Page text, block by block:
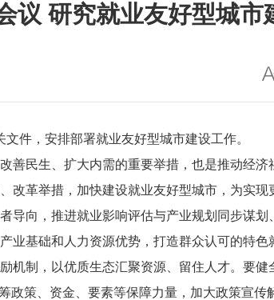
议 研究就业友好型城市
件，安排部署就业友好型城市建设工作。
善民生、扩大内需的重要举措，也是推动经
革举措，加快建设就业友好型城市，为实现
导向，推进就业影响评估与产业规划同步谋
业基础和人力资源优势，打造群众认可的特
机制，以优质生态汇聚资源、留住人才。要
政策、资金、要素等保障力量，加大政策宣